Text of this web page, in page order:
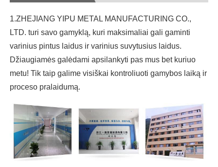
1.ZHEJIANG YIPU METAL MANUFACTURING CO.,
LTD. turi savo gamyklą, kuri maksimaliai gali gaminti
varinius pintus laidus ir varinius suvytusius laidus.
Džiaugiamės galėdami apsilankyti pas mus bet kuriuo
metu! Tik taip galime visiškai kontroliuoti gamybos laiką ir
proceso pralaidumą.